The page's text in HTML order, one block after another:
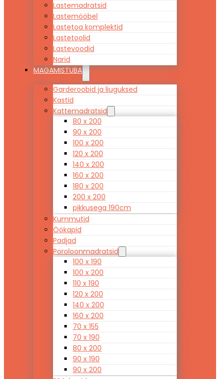
Lastemadratsid
Lastemööbel
Lastetoa komplektid
Lastetoolid
Lastevoodid
Narid
MAGAMISTUBA
Garderoobid ja liuguksed
Kastid
Kattemadratsid
80 x 200
90 x 200
100 x 200
120 x 200
140 x 200
160 x 200
180 x 200
200 x 200
pikkusega 190cm
Kummutid
Öökapid
Padjad
Poroloonmadratsid
100 x 190
100 x 200
110 x 190
120 x 200
140 x 200
160 x 200
70 x 155
70 x 190
80 x 200
90 x 190
90 x 200